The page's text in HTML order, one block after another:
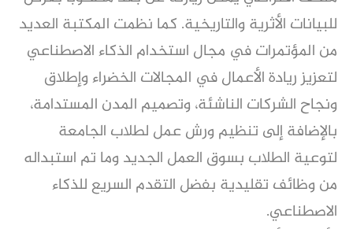
للبيانات الأثرية والتاريخية. كما نظمت المكتبة العديد
من المؤتمرات في مجال استخدام الذكاء الاصطناعي
لتعزيز ريادة الأعمال في المجالات الخضراء وإطلاق
ونجاح الشركات الناشئة، وتصميم المدن المستدامة،
بالإضافة إلى تنظيم ورش عمل لطلاب الجامعة
لتوعية الطلاب بسوق العمل الجديد وما تم استبداله
من وظائف تقليدية بفضل التقدم السريع للذكاء
الاصطناعي.